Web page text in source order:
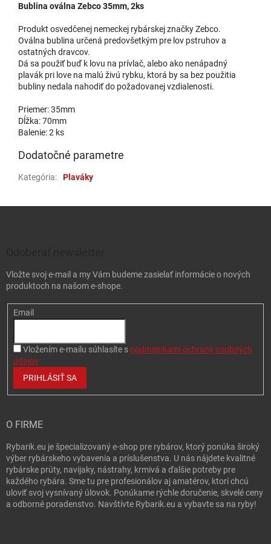
Bublina oválna Zebco 35mm, 2ks
Produkt osvedčenej nemeckej rybárskej značky Zebco.
Oválna bublina určená predovšetkým pre lov pstruhov a
ostatných dravcov.
Dá sa použiť buď k lovu na prívlač, alebo ako nenápadný
plavák pri love na malú živú rybku, ktorá by sa bez použitia
bubliny nedala nahodiť do požadovanej vzdialenosti.
Priemer: 35mm
Dĺžka: 70mm
Balenie: 2 ks
Dodatočné parametre
Kategória: Plaváky
Vložte svoj e-mail a my Vám budeme zasielať informácie o nových
produktoch na našom e-shope.
Email
Vložením e-mailu súhlasíte s podmienkami ochrany osobných
údajov
PRIHLÁSIŤ SA
O FIRME
Rybarik.eu je špecializovaný e-shop pre rybárov, ktorý ponúka široký
výber rybárskeho vybavenia a príslušenstva. U nás nájdete kvalitné
rybárske prúty, navijaky, nástrahy, krmivá a ďalšie potreby pre
každého rybára. Sme tu pre profesionálov aj amatérov, ktorí chcú
uloviť svoj vysnívaný úlovok. Ponúkame rýchle doručenie, skvelé ceny
a odborné poradenstvo. Navštívte Rybarik.eu a vybavte sa na ryby!